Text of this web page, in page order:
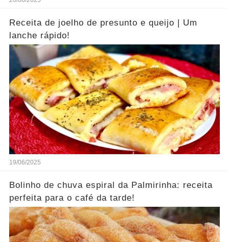
Receita de joelho de presunto e queijo | Um
lanche rápido!
19/06/2025
Bolinho de chuva espiral da Palmirinha: receita
perfeita para o café da tarde!